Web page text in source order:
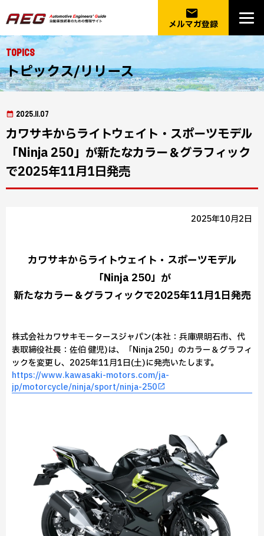
email
メルマガ登録
Topics
トピックス/リリース
2025.11.07
カワサキからライトウェイト・スポーツモデル
「Ninja 250」が新たなカラー＆グラフィック
で2025年11月1日発売
2025年10月2日
カワサキからライトウェイト・スポーツモデル
「Ninja 250」が
新たなカラー＆グラフィックで2025年11月1日発売
株式会社カワサキモータースジャパン(本社：兵庫県明石市、代
表取締役社長：佐伯 健児)は、「Ninja 250」のカラー＆グラフィ
ックを変更し、2025年11月1日(土)に発売いたします。
https://www.kawasaki-motors.com/ja-
jp/motorcycle/ninja/sport/ninja-250